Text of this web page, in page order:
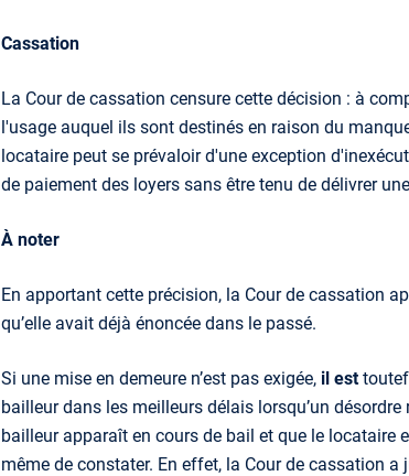
Cassation
La Cour de cassation censure cette décision : à
l'usage auquel ils sont destinés en raison du
locataire peut se prévaloir d'une exception
de paiement des loyers sans être tenu de délivrer
À noter
En apportant cette précision, la Cour de cassation
qu’elle avait déjà énoncée dans le passé.
Si une mise en demeure n’est pas exigée, il est
bailleur dans les meilleurs délais lorsqu’un
bailleur apparaît en cours de bail et que le locataire
même de constater. En effet, la Cour de cassation a